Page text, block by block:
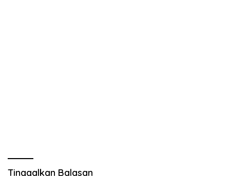
Tinggalkan Balasan